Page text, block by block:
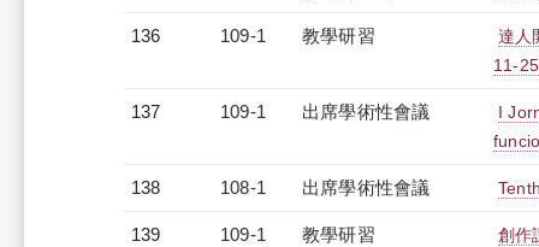
136 109-1 教學研習
達人
11-
137 109-1 出席學術性會議
I
138 108-1 出席學術性會議
139 109-1 教學研習 創作